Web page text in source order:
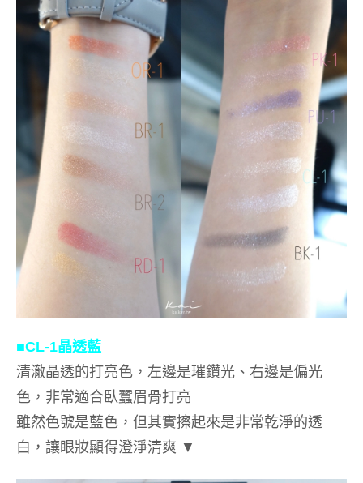
■CL-1晶透藍
清澈晶透的打亮色，左邊是璀鑽光、右邊是偏光
色，非常適合臥蠶眉骨打亮
雖然色號是藍色，但其實擦起來是非常乾淨的透
白，讓眼妝顯得澄淨清爽 ▼